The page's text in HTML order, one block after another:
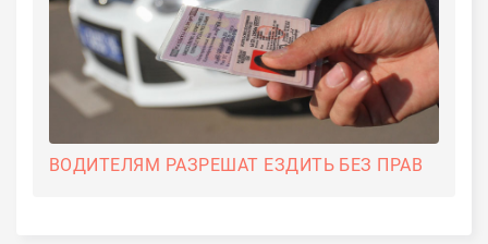
ВОДИТЕЛЯМ РАЗРЕШАТ ЕЗДИТЬ БЕЗ ПРАВ